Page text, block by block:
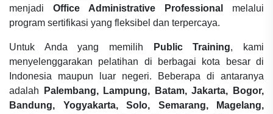
menjadi Office Administrative Professional melalui
program sertifikasi yang fleksibel dan terpercaya.
Untuk Anda yang memilih Public Training, kami
menyelenggarakan pelatihan di berbagai kota besar di
Indonesia maupun luar negeri. Beberapa di antaranya
adalah
Palembang, Lampung, Batam, Jakarta, Bogor,
Bandung, Yogyakarta, Solo, Semarang, Magelang,